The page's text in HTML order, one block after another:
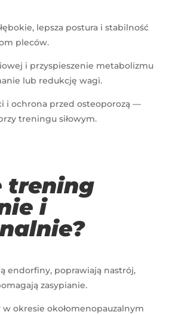
lepsza postura i stabilność
pleców.
i przyspieszenie metabolizmu
lub redukcję wagi.
i ochrona przed osteoporozą —
treningu siłowym.
trening
i
endorfiny, poprawiają nastrój,
zasypianie.
okresie okołomenopauzalnym